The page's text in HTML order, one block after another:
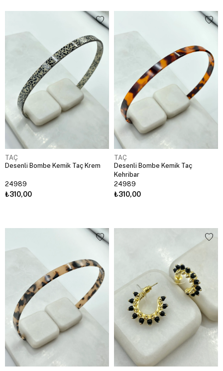
TAÇ
Desenli Bombe Kemik Taç Krem
24989
₺310,00
TAÇ
Desenli Bombe Kemik Taç
Kehribar
24989
₺310,00